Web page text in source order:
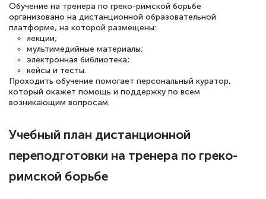
понятно! Проходила повышение
квалификации. Ещё раз - СПАСИБО!
Елена Петрикс
Знаток города 5 уровня
повышени каалификации по
специальности «Тренер-преподаватель
Обучение на тренера по греко-римской борьбе
организовано на дистанционной образовательной
платформе, на которой размещены:
лекции;
мультимедийные материалы;
электронная библиотека;
кейсы и тесты.
Проходить обучение помогает персональный куратор,
который окажет помощь и поддержку по всем
возникающим вопросам.
Учебный план дистанционной
переподготовки на тренера по греко-
римской борьбе